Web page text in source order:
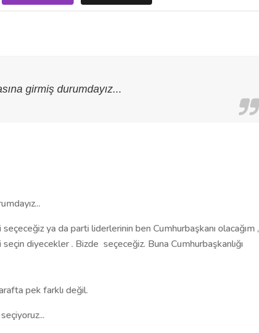
girmiş durumdayız...
ya da parti liderlerinin ben Cumhurbaşkanı olacağım ,
seçin diyecekler . Bizde seçeceğiz. Buna Cumhurbaşkanlığı
pek farklı değil.